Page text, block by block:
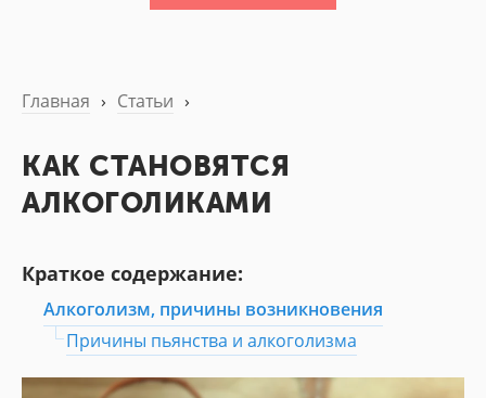
Главная › Статьи ›
КАК СТАНОВЯТСЯ
АЛКОГОЛИКАМИ
Краткое содержание:
Алкоголизм, причины возникновения
Причины пьянства и алкоголизма